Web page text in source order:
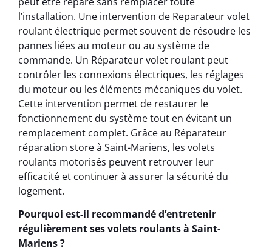
l’installation. Une intervention de Reparateur volet
roulant électrique permet souvent de résoudre les
pannes liées au moteur ou au système de
commande. Un Réparateur volet roulant peut
contrôler les connexions électriques, les réglages
du moteur ou les éléments mécaniques du volet.
Cette intervention permet de restaurer le
fonctionnement du système tout en évitant un
remplacement complet. Grâce au Réparateur
réparation store à Saint-Mariens, les volets
roulants motorisés peuvent retrouver leur
efficacité et continuer à assurer la sécurité du
logement.
Pourquoi est-il recommandé d’entretenir
régulièrement ses volets roulants à Saint-
Mariens ?